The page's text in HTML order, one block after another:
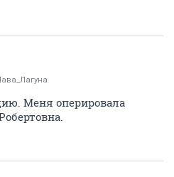
Меня оперировала